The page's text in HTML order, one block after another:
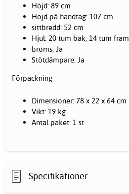
Höjd: 89 cm
Höjd på handtag: 107 cm
sittbredd: 52 cm
Hjul: 20 tum bak, 14 tum fram
broms: Ja
Stötdämpare: Ja
Förpackning
Dimensioner: 78 x 22 x 64 cm
Vikt: 19 kg
Antal paket: 1 st
Specifikationer